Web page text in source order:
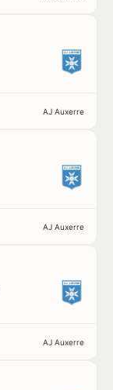
AJ Auxerre
AJ Auxerre
AJ Auxerre